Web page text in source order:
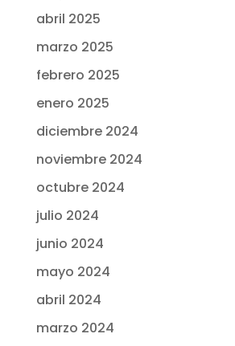
abril 2025
marzo 2025
febrero 2025
enero 2025
diciembre 2024
noviembre 2024
octubre 2024
julio 2024
junio 2024
mayo 2024
abril 2024
marzo 2024